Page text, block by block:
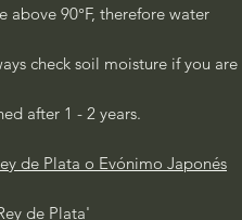
above 90°F, therefore water
check soil moisture if you are
after 1 - 2 years.
de Plata o Evónimo Japonés
de Plata'